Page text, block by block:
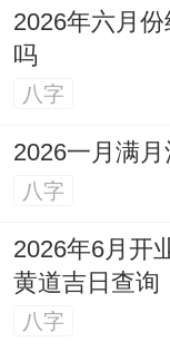
2026年六月
吗
八字
2026一月满
八字
2026年6月开
黄道吉日查询
八字